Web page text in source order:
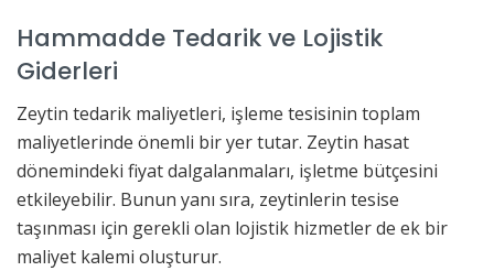
Hammadde Tedarik ve Lojistik
Giderleri
Zeytin tedarik maliyetleri, işleme tesisinin toplam
maliyetlerinde önemli bir yer tutar. Zeytin hasat
dönemindeki fiyat dalgalanmaları, işletme bütçesini
etkileyebilir. Bunun yanı sıra, zeytinlerin tesise
taşınması için gerekli olan lojistik hizmetler de ek bir
maliyet kalemi oluşturur.